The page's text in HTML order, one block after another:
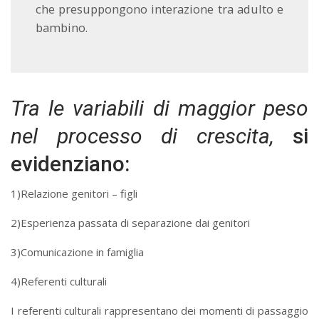
che presuppongono interazione tra adulto e
bambino.
Tra le variabili di maggior peso
nel processo di crescita, si
evidenziano:
1)Relazione genitori – figli
2)Esperienza passata di separazione dai genitori
3)Comunicazione in famiglia
4)Referenti culturali
I referenti culturali rappresentano dei momenti di passaggio